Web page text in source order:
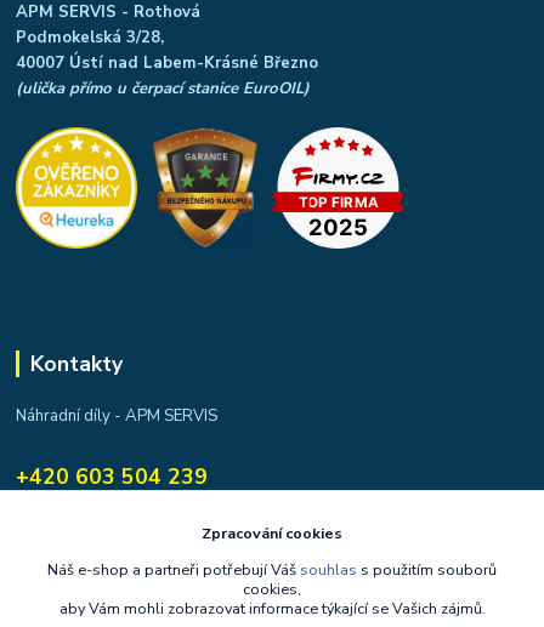
APM SERVIS - Rothová
Podmokelská 3/28,
40007 Ústí nad Labem-Krásné Březno
(ulička přímo u čerpací stanice EuroOIL)
Kontakty
Náhradní díly - APM SERVIS
+420 603 504 239
apmservis@apmservis.czZpracování cookies
Náš e-shop a partneři potřebují Váš souhlas s použitím souborů
cookies,
aby Vám mohli zobrazovat informace týkající se Vašich zájmů.